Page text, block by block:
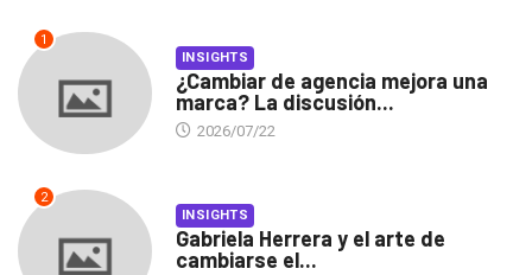
1
INSIGHTS
¿Cambiar de agencia mejora una
marca? La discusión...
2026/07/22
2
INSIGHTS
Gabriela Herrera y el arte de
cambiarse el...